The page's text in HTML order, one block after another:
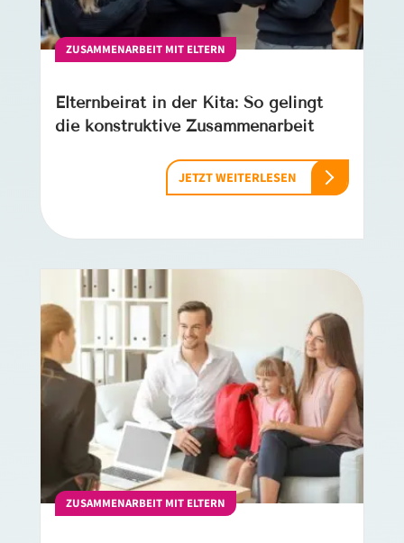
ZUSAMMENARBEIT MIT ELTERN
Elternbeirat in der Kita: So gelingt
die konstruktive Zusammenarbeit
JETZT WEITERLESEN
ZUSAMMENARBEIT MIT ELTERN